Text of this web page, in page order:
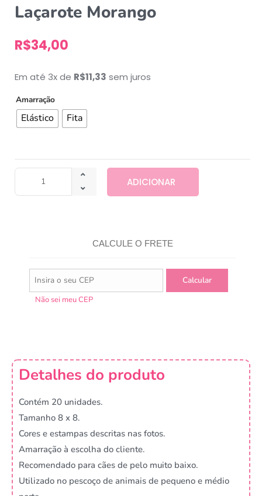
Laçarote Morango
R$34,00
Em até 3x de R$11,33 sem juros
Amarração
Elástico Fita
ADICIONAR
CALCULE O FRETE
Não sei meu CEP
Detalhes do produto
Contém 20 unidades.
Tamanho 8 x 8.
Cores e estampas descritas nas fotos.
Amarração à escolha do cliente.
Recomendado para cães de pelo muito baixo.
Utilizado no pescoço de animais de pequeno e médio